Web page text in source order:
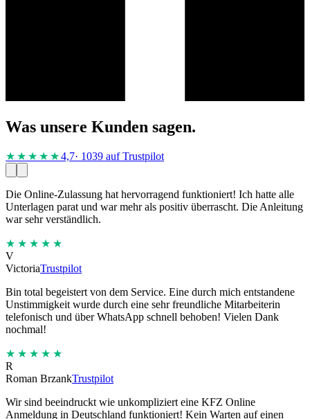
Was unsere Kunden sagen.
★★★★ ★4,7· 1039 auf Trustpilot
Die Online-Zulassung hat hervorragend funktioniert! Ich hatte alle
Unterlagen parat und war mehr als positiv überrascht. Die Anleitung
war sehr verständlich.
★★★★★
V
VictoriaTrustpilot
Bin total begeistert von dem Service. Eine durch mich entstandene
Unstimmigkeit wurde durch eine sehr freundliche Mitarbeiterin
telefonisch und über WhatsApp schnell behoben! Vielen Dank
nochmal!
★★★★★
R
Roman BrzankTrustpilot
Wir sind beeindruckt wie unkompliziert eine KFZ Online
Anmeldung in Deutschland funktioniert! Kein Warten auf einen